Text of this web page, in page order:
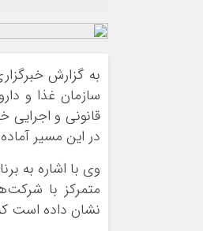
حقوق و قضایی
به گزارش
سازمان غذا و
قانونی و اجرایی
در این مسیر
وی با اشاره به
متمرکز با
نشان داده است که در برخی